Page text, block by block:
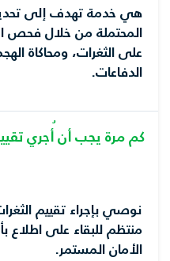
هي خدمة تهدف إلى تحديد
المحتملة من خلال فحص
على الثغرات، ومحاكاة
الدفاعات.
كم مرة يجب أن أُجري تقييم
نوصي بإجراء تقييم
منتظم للبقاء على اطلاع
الأمان المستمر.